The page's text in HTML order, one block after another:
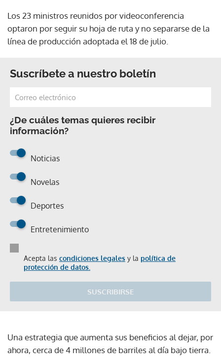
Los 23 ministros reunidos por videoconferencia
optaron por seguir su hoja de ruta y no separarse de la
línea de producción adoptada el 18 de julio.
Suscríbete a nuestro boletín
¿De cuáles temas quieres recibir
información?
Noticias
Novelas
Deportes
Entretenimiento
Acepta las condiciones legales y la política de
protección de datos.
SUSCRIBIRSE
Una estrategia que aumenta sus beneficios al dejar, por
ahora, cerca de 4 millones de barriles al día bajo tierra.